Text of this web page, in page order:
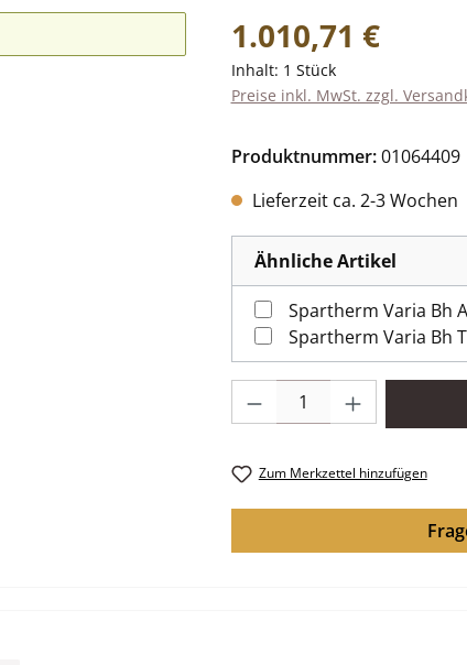
Regulärer Preis:
1.010,71 €
Inhalt: 1 Stück
Preise inkl. MwSt. zzgl.
Produktnummer:01064409
Lieferzeit ca. 2-3 Wochen
Ähnliche Artikel
Spartherm Varia Bh
Spartherm Varia Bh
Produkt Anzahl: Gib den
Zum Merkzettel hinzufügen